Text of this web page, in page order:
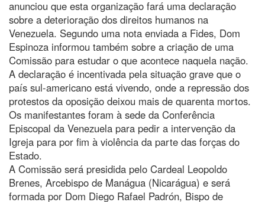
anunciou que esta organização fará uma declaração
sobre a deterioração dos direitos humanos na
Venezuela. Segundo uma nota enviada a Fides, Dom
Espinoza informou também sobre a criação de uma
Comissão para estudar o que acontece naquela nação.
A declaração é incentivada pela situação grave que o
país sul-americano está vivendo, onde a repressão dos
protestos da oposição deixou mais de quarenta mortos.
Os manifestantes foram à sede da Conferência
Episcopal da Venezuela para pedir a intervenção da
Igreja para por fim à violência da parte das forças do
Estado.
A Comissão será presidida pelo Cardeal Leopoldo
Brenes, Arcebispo de Manágua (Nicarágua) e será
formada por Dom Diego Rafael Padrón, Bispo de